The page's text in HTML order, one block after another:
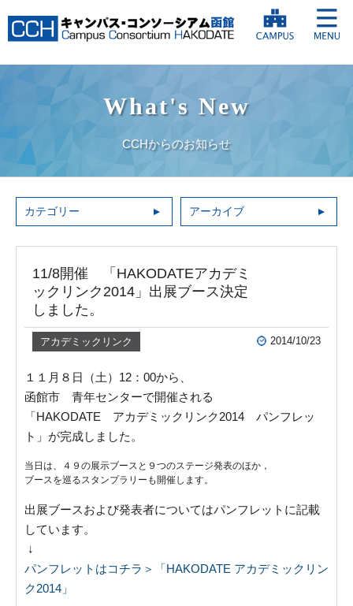
What's New
CCHからのお知らせ
カテゴリー アーカイブ
11/8開催 「HAKODATEアカデミ
ックリンク2014」出展ブース決定
しました。
アカデミックリンク 2014/10/23
１１月８日（土）12：00から、
函館市 青年センターで開催される
「HAKODATE アカデミックリンク2014 パンフレッ
ト」が完成しました。
当日は、４９の展示ブースと９つのステージ発表のほか，
ブースを巡るスタンプラリーも開催します。
出展ブースおよび発表者についてはパンフレットに記載
しています。
↓
パンフレットはコチラ＞「HAKODATE アカデミックリン
ク2014」